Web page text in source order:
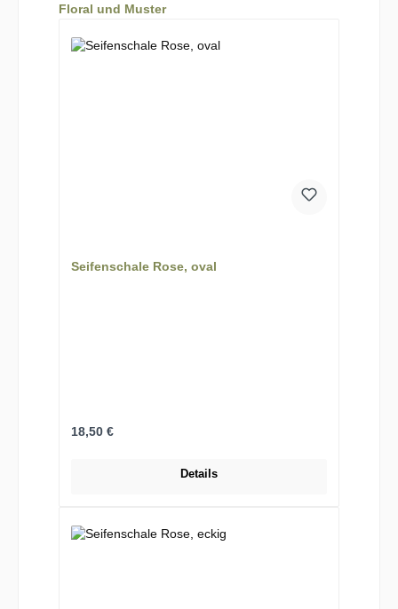
Produktgalerie überspringen
Floral und Muster
Seifenschale Rose, oval
Regulärer Preis:
18,50 €
Details